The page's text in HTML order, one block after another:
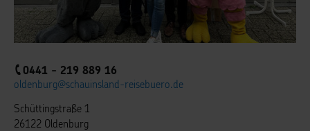
0441 - 219 889 16
oldenburg@schauinsland-reisebuero.de
Schüttingstraße 1
26122 Oldenburg